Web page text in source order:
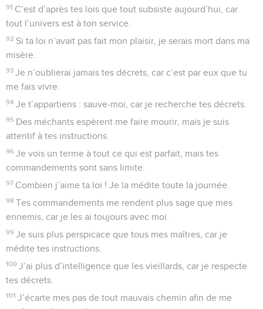
91 C’est d’après tes lois que tout subsiste aujourd’hui, car
tout l’univers est à ton service.
92 Si ta loi n’avait pas fait mon plaisir, je serais mort dans ma
misère.
93 Je n’oublierai jamais tes décrets, car c’est par eux que tu
me fais vivre.
94 Je t’appartiens : sauve-moi, car je recherche tes décrets.
95 Des méchants espèrent me faire mourir, mais je suis
attentif à tes instructions.
96 Je vois un terme à tout ce qui est parfait, mais tes
commandements sont sans limite.
97 Combien j’aime ta loi ! Je la médite toute la journée.
98 Tes commandements me rendent plus sage que mes
ennemis, car je les ai toujours avec moi.
99 Je suis plus perspicace que tous mes maîtres, car je
médite tes instructions.
100 J’ai plus d’intelligence que les vieillards, car je respecte
tes décrets.
101 J’écarte mes pas de tout mauvais chemin afin de me